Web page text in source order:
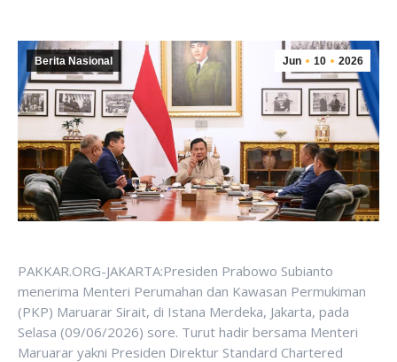
Jun 10 2026
Berita Nasional
PAKKAR.ORG-JAKARTA:Presiden Prabowo Subianto
menerima Menteri Perumahan dan Kawasan Permukiman
(PKP) Maruarar Sirait, di Istana Merdeka, Jakarta, pada
Selasa (09/06/2026) sore. Turut hadir bersama Menteri
Maruarar yakni Presiden Direktur Standard Chartered